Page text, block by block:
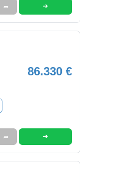
➦ ➜
86.330 €
➦ ➜